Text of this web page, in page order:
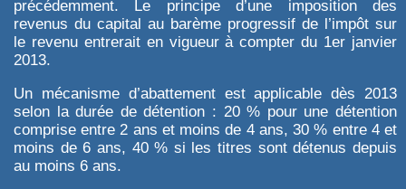
précédemment. Le principe d’une imposition des
revenus du capital au barème progressif de l’impôt sur
le revenu entrerait en vigueur à compter du 1er janvier
2013.
Un mécanisme d’abattement est applicable dès 2013
selon la durée de détention : 20 % pour une détention
comprise entre 2 ans et moins de 4 ans, 30 % entre 4 et
moins de 6 ans, 40 % si les titres sont détenus depuis
au moins 6 ans.